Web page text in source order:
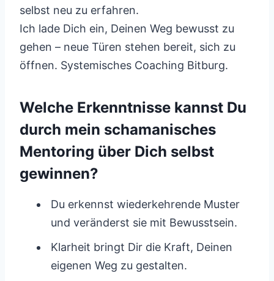
selbst neu zu erfahren.
Ich lade Dich ein, Deinen Weg bewusst zu
gehen – neue Türen stehen bereit, sich zu
öffnen. Systemisches Coaching Bitburg.
Welche Erkenntnisse kannst Du
durch mein schamanisches
Mentoring über Dich selbst
gewinnen?
Du erkennst wiederkehrende Muster
und veränderst sie mit Bewusstsein.
Klarheit bringt Dir die Kraft, Deinen
eigenen Weg zu gestalten.